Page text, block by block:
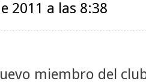
2011 a las 8:38
miembro del